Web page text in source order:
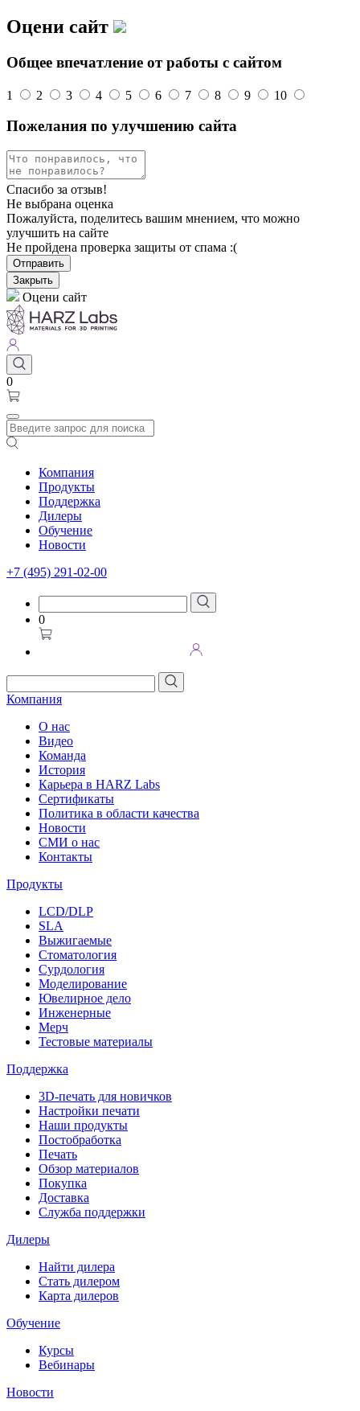
Оцени сайт
Общее впечатление от работы с сайтом
1 2 3 4 5 6 7 8 9 10
Пожелания по улучшению сайта
Спасибо за отзыв!
Не выбрана оценка
Пожалуйста, поделитесь вашим мнением, что можно
улучшить на сайте
Не пройдена проверка защиты от спама :(
Отправить
Закрыть
Оцени сайт
0
Компания
Продукты
Поддержка
Дилеры
Обучение
Новости
+7 (495) 291-02-00
0
Компания
О нас
Видео
Команда
История
Карьера в HARZ Labs
Сертификаты
Политика в области качества
Новости
СМИ о нас
Контакты
Продукты
LCD/DLP
SLA
Выжигаемые
Стоматология
Сурдология
Моделирование
Ювелирное дело
Инженерные
Мерч
Тестовые материалы
Поддержка
3D-печать для новичков
Настройки печати
Наши продукты
Постобработка
Печать
Обзор материалов
Покупка
Доставка
Служба поддержки
Дилеры
Найти дилера
Cтать дилером
Карта дилеров
Обучение
Курсы
Вебинары
Новости